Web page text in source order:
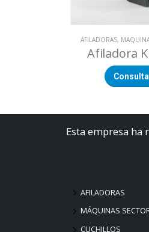
AFILADORAS,
Afiladora
Esta empresa
AFILADORAS
MÁQUINAS
CUCHILLOS